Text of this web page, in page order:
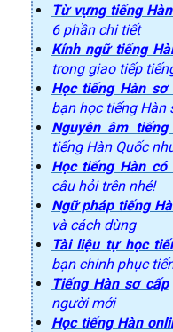
Từ vựng tiếng
6 phần chi tiết
Kính ngữ tiếng
trong giao tiếp
Học tiếng Hàn sơ
bạn học tiếng Hàn
Nguyên âm tiếng
tiếng Hàn Quốc
Học tiếng Hàn có
câu hỏi trên nhé!
Ngữ pháp tiếng
và cách dùng
Tài liệu tự học
bạn chinh phục
Tiếng Hàn sơ cấp
người mới
Học tiếng Hàn